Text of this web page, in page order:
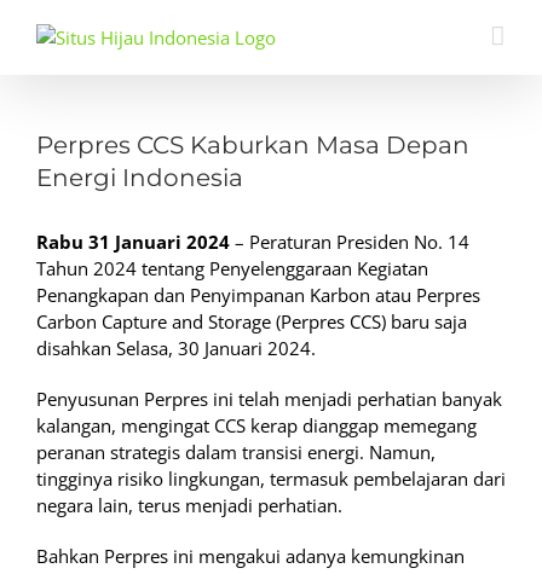
Larger
Image
Perpres CCS Kaburkan Masa Depan
Energi Indonesia
Rabu 31 Januari 2024 – Peraturan Presiden No. 14
Tahun 2024 tentang Penyelenggaraan Kegiatan
Penangkapan dan Penyimpanan Karbon atau Perpres
Carbon Capture and Storage (Perpres CCS) baru saja
disahkan Selasa, 30 Januari 2024.
Penyusunan Perpres ini telah menjadi perhatian banyak
kalangan, mengingat CCS kerap dianggap memegang
peranan strategis dalam transisi energi. Namun,
tingginya risiko lingkungan, termasuk pembelajaran dari
negara lain, terus menjadi perhatian.
Bahkan Perpres ini mengakui adanya kemungkinan